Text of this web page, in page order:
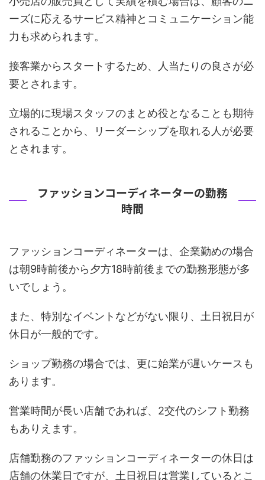
ーズに応えるサービス精神とコミュニケーション能
力も求められます。
接客業からスタートするため、人当たりの良さが必
要とされます。
立場的に現場スタッフのまとめ役となることも期待
されることから、リーダーシップを取れる人が必要
とされます。
ファッションコーディネーターの勤務
時間
ファッションコーディネーターは、企業勤めの場合
は朝9時前後から夕方18時前後までの勤務形態が多
いでしょう。
また、特別なイベントなどがない限り、土日祝日が
休日が一般的です。
ショップ勤務の場合では、更に始業が遅いケースも
あります。
営業時間が長い店舗であれば、2交代のシフト勤務
もありえます。
店舗勤務のファッションコーディネーターの休日は
店舗の休業日ですが、土日祝日は営業しているとこ